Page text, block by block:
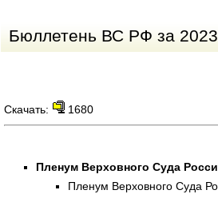
Бюллетень ВС РФ за 2023
Скачать:
1680
Пленум Верховного Суда
Пленум Верховного Суда